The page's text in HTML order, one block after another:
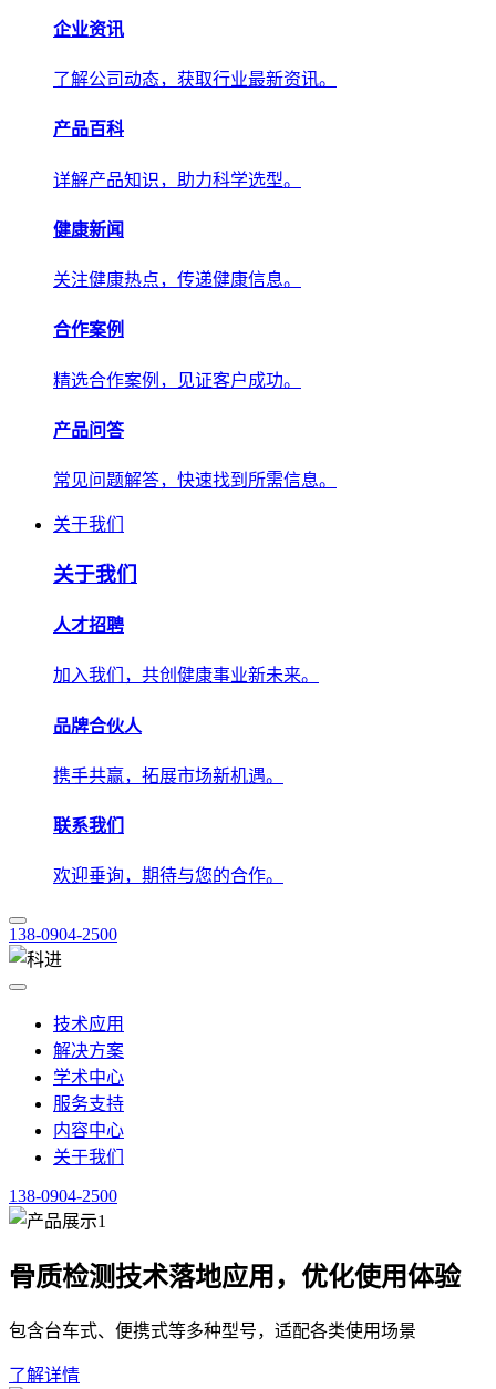
企业资讯
了解公司动态，获取行业最新资讯。
产品百科
详解产品知识，助力科学选型。
健康新闻
关注健康热点，传递健康信息。
合作案例
精选合作案例，见证客户成功。
产品问答
常见问题解答，快速找到所需信息。
关于我们
关于我们
人才招聘
加入我们，共创健康事业新未来。
品牌合伙人
携手共赢，拓展市场新机遇。
联系我们
欢迎垂询，期待与您的合作。
138-0904-2500
技术应用
解决方案
学术中心
服务支持
内容中心
关于我们
138-0904-2500
骨质检测技术落地应用，优化使用体验
包含台车式、便携式等多种型号，适配各类使用场景
了解详情